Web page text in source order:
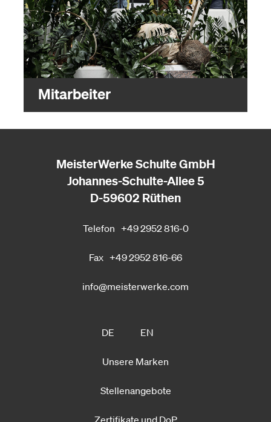
Mitarbeiter
MeisterWerke Schulte GmbH
Johannes-Schulte-Allee 5
D-59602 Rüthen
Telefon +49 2952 816-0
Fax +49 2952 816-66
info@meisterwerke.com
DE EN
Unsere Marken
Stellenangebote